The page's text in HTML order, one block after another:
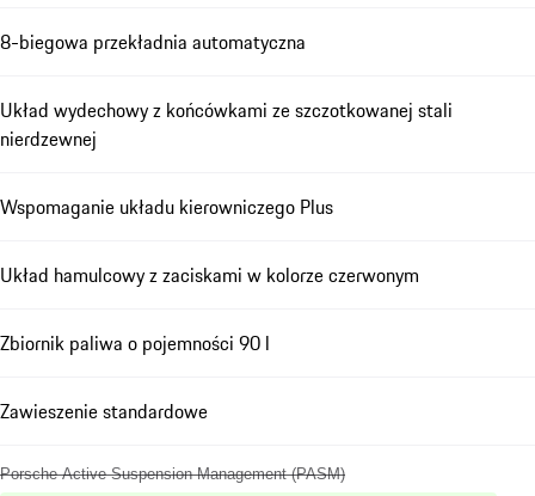
8-biegowa przekładnia automatyczna
Układ wydechowy z końcówkami ze szczotkowanej stali
nierdzewnej
Wspomaganie układu kierowniczego Plus
Układ hamulcowy z zaciskami w kolorze czerwonym
Zbiornik paliwa o pojemności 90 l
Zawieszenie standardowe
Porsche Active Suspension Management (PASM)